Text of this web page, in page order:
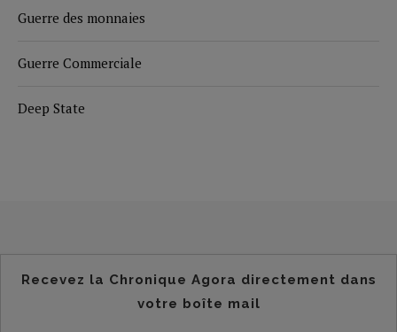
Guerre des monnaies
Guerre Commerciale
Deep State
Recevez la Chronique Agora directement dans
votre boîte mail